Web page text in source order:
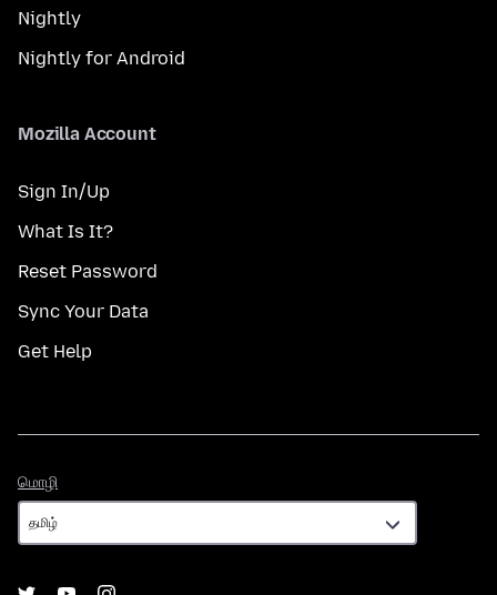
Nightly
Nightly for Android
Mozilla Account
Sign In/Up
What Is It?
Reset Password
Sync Your Data
Get Help
மொழி